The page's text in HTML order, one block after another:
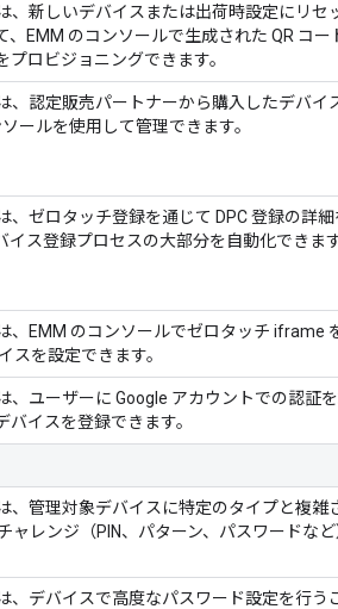
、新しいデバイスまたは出荷時設定にリセ
、EMM のコンソールで生成された QR コー
プロビジョニングできます。
、認定販売パートナーから購入したデバイ
ールを使用して管理できます。
、ゼロタッチ登録を通じて DPC 登録の詳
イス登録プロセスの大部分を自動化できます
、EMM のコンソールでゼロタッチ iframe
スを設定できます。
、ユーザーに Google アカウントでの認証
バイスを登録できます。
、管理対象デバイスに特定のタイプと複雑
ャレンジ（PIN、パターン、パスワードな
、デバイスで高度なパスワード設定を行う